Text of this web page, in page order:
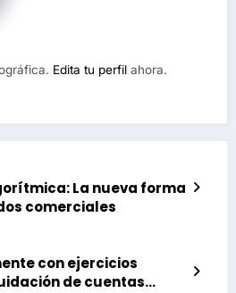
Edita tu perfil ahora.
La nueva forma
comerciales
con ejercicios
de cuentas